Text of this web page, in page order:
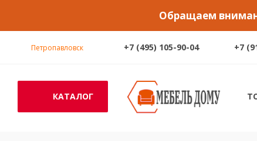
Обращаем
Петропавловск +7 (495) 105-90-04 +7
КАТАЛОГ